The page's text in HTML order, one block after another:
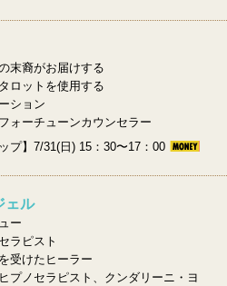
末裔がお届けする
ロットを使用する
ション
ォーチューンカウンセラー
プ】7/31(日) 15：30〜17：00
ェル
ー
ラピスト
受けたヒーラー
プノセラピスト、クンダリーニ・ヨ